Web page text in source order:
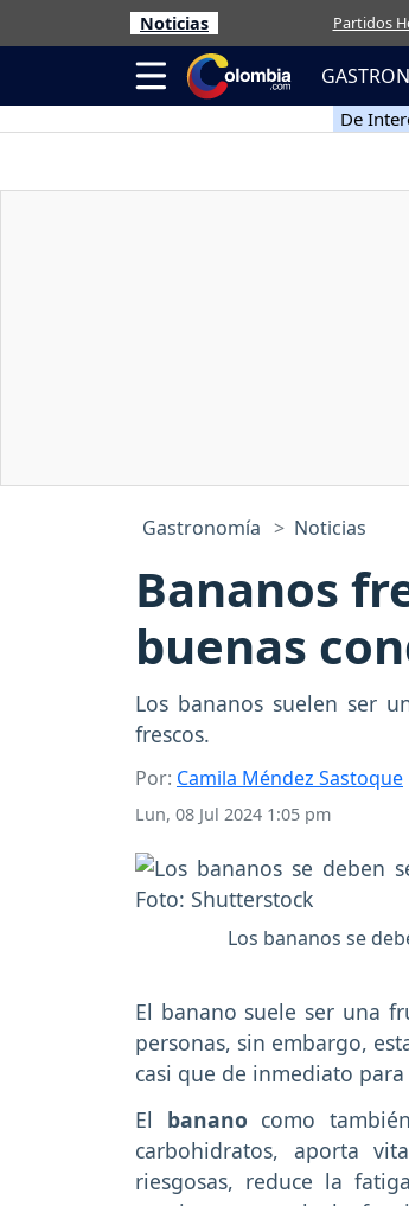
Noticias Partidos
De
Gastronomía Noticias
Bananos
buenas
Los bananos suelen ser
frescos.
Por: Camila Méndez Sastoque
Lun, 08 Jul 2024 1:05 pm
Los bananos se
El banano suele ser una
personas, sin embargo,
casi que de inmediato
El banano como
carbohidratos, aporta
riesgosas, reduce la